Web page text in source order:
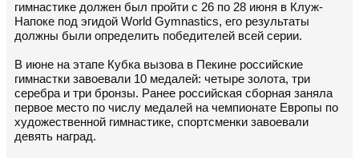
гимнастике должен был пройти с 26 по 28 июня в Клуж-
Напоке под эгидой World Gymnastics, его результаты
должны были определить победителей всей серии.
В июне на этапе Кубка вызова в Пекине российские
гимнастки завоевали 10 медалей: четыре золота, три
серебра и три бронзы. Ранее российская сборная заняла
первое место по числу медалей на чемпионате Европы по
художественной гимнастике, спортсменки завоевали
девять наград.